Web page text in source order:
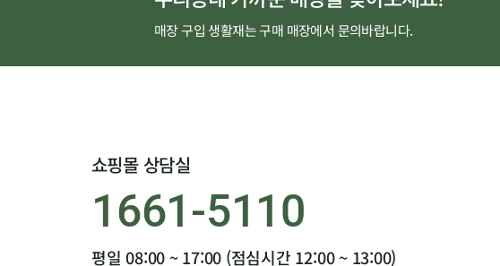
매장 구입 생활재는 구매 매장에서 문의바랍니다.
쇼핑몰 상담실
1661-5110
평일 08:00 ~ 17:00 (점심시간 12:00 ~ 13:00)